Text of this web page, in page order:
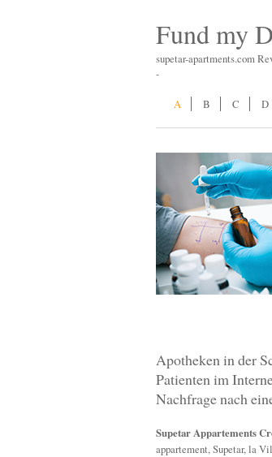
Fund my
supetar-apartments.com
-
A B C D
Apotheken in der
Patienten im
Nachfrage nach
Supetar Appartements
appartement, Supetar, la